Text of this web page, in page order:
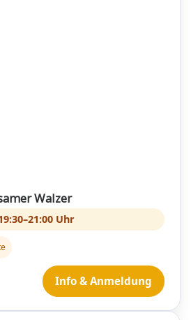
Walzer
Uhr
Info & Anmeldung